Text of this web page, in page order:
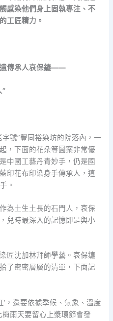
感染他們身上固執專注、不
工匠精力。
遺傳承人哀保鑣——
”
號”豐同裕染坊的院落內，一
，下面的花朵等圖案非常優
中國工藝丹青妙手，仍是國
印花布印染身手傳承人，這
。
為土生土長的石門人，哀保
兒時最深入的記憶即是與小
匠沈加林拜師學藝。哀保鑣
了密密層層的清單，下面記
’，還要依據季候、氣象、溫度
雨天要留心上漿環節會發